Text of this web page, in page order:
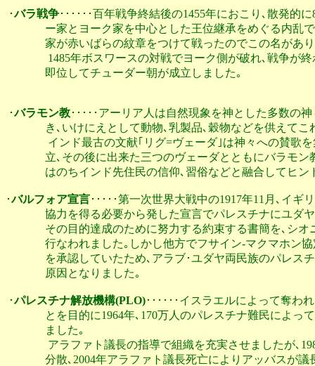
･バラ戦争･･････百年戦争終結後の1455年におこり､散発的
ー家とヨーク家を中心とした王位継承をめぐる内
家が赤いばらの紋章をつけて戦ったのでこの名があ
1485年ボスワースの対戦でヨーク側が破れ､戦争
              即位してチューダー朝が成立しました｡
･バラモン教･････アーリア人は自然現象を神とした多数の
き､いけにえとして動物､乳製品､穀物などを供えて
インド最古の文献｢リグ=ヴェーダ｣は神々への賛
立､その後に出来た三つのヴェーダとともにバラ
はのちインド先住民の信仰､習俗などと融合して
･バルフォア宣言･････第一次世界大戦中の1917年11月､イ
協力を得る必要から発した宣言でパレスチナにユ
その目的達成のために努力する約束する書簡を､
行なわれました｡しかし他方でフサイン-マクマホ
を承認していたため､アラブ･ユダヤ両民族のパレ
              原因となりました｡
･パレスチナ解放機構(PLO)･･････イスラエルによって奪わ
とを目的に1964年､170万人のパレスチナ難民によ
              ました｡
アラファト議長の指導で組織を充実させました
分散､2004年アラファト議長死亡によりアッバスが